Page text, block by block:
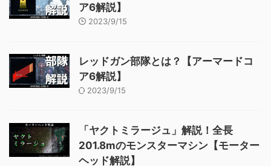
ア6解説】
2023/9/15
レッドガン部隊とは？【アーマードコ
ア6解説】
2023/9/15
「ヤクトミラージュ」解説！全長
201.8mのモンスターマシン【モーター
ヘッド解説】